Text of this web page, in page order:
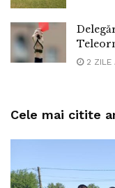
2 ZILE
Cele mai citite